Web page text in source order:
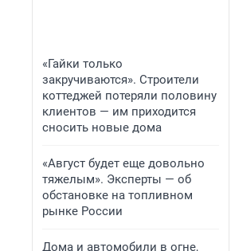
«Гайки только
закручиваются». Строители
коттеджей потеряли половину
клиентов — им приходится
сносить новые дома
«Август будет еще довольно
тяжелым». Эксперты — об
обстановке на топливном
рынке России
Дома и автомобили в огне,